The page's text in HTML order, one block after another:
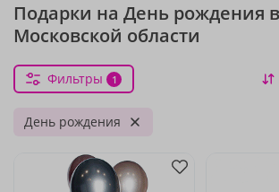
Подарки на День рождения
Московской области
Фильтры 1
День рождения